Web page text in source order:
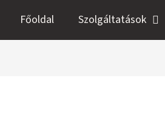
Főoldal Szolgáltatások